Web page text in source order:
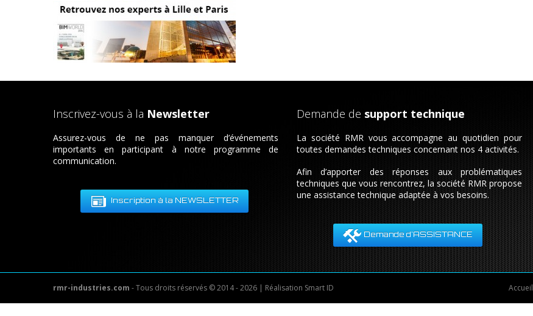
Inscrivez-vous à la Newsletter
Assurez-vous de ne pas manquer d’événements
importants en participant à notre programme de
communication.
Inscription à la NEWSLETTER
Demande de support technique
La société RMR vous accompagne au quotidien pour
toutes demandes techniques concernant nos 4 activités.
Afin d’apporter des réponses aux problématiques
techniques que vous rencontrez, la société RMR propose
une assistance technique adaptée à vos besoins.
Demande d'ASSISTANCE
rmr-industries.com - Tous droits réservés © 2014 - 2026 | Réalisation Smart ID Accueil